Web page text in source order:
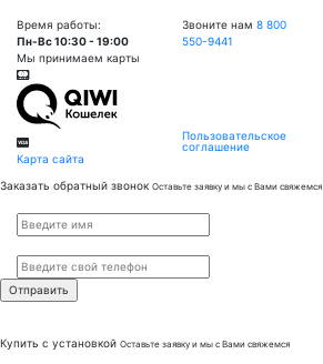
Время работы:
Пн-Вс 10:30 - 19:00
Мы принимаем карты
Карта сайта
Звоните нам 8 800
550-9441
Пользовательское
соглашение
Заказать обратный звонок Оставьте заявку и мы с Вами свяжемся
Купить с установкой Оставьте заявку и мы с Вами свяжемся